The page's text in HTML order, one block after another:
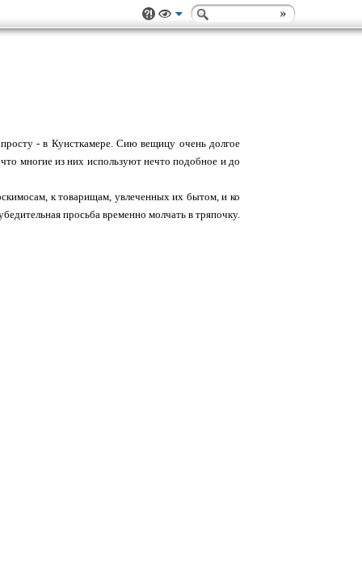
- в Кунсткамере. Сию вещицу очень долгое
многие из них используют нечто подобное и до
к товарищам, увлеченных их бытом, и ко
просьба временно молчать в тряпочку.